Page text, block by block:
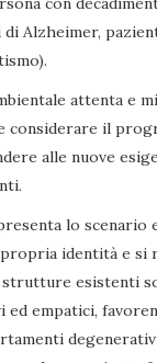
di Alzheimer,
attenta e
considerare il
alle nuove
lo scenario
identità e si
esistenti
empatici,